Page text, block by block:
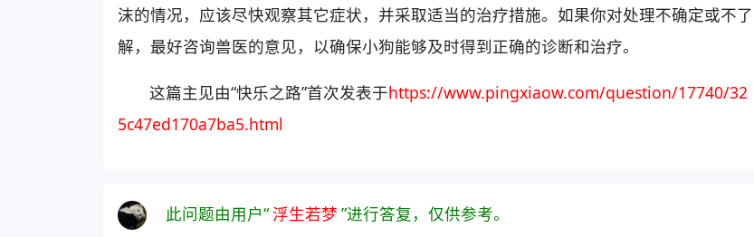
沫的情况，应该尽快观察其它症状，并采取适当的治疗措施。如果你对处理不确定或不了
解，最好咨询兽医的意见，以确保小狗能够及时得到正确的诊断和治疗。
这篇主见由“快乐之路”首次发表于https://www.pingxiaow.com/question/17740/32
5c47ed170a7ba5.html
此问题由用户“浮生若梦 ”进行答复，仅供参考。